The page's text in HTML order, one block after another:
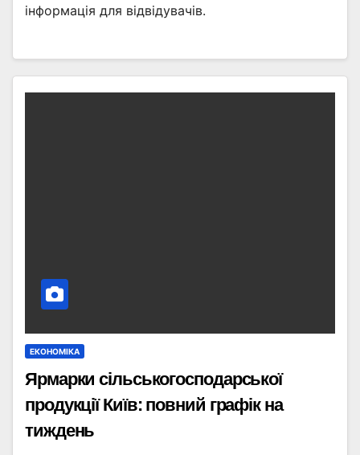
інформація для відвідувачів.
ЕКОНОМІКА
Ярмарки сільськогосподарської
продукції Київ: повний графік на
тиждень